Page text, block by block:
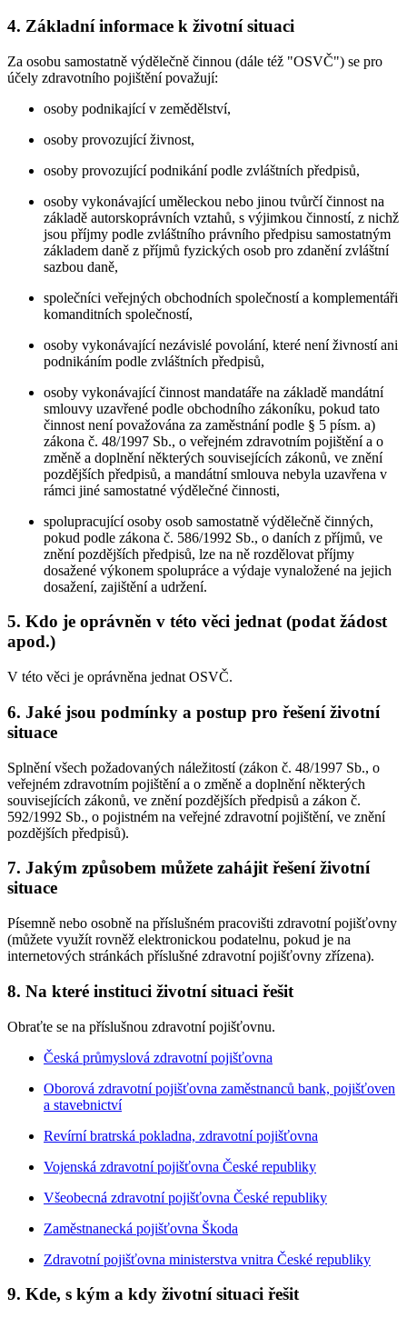
4. Základní informace k životní situaci
Za osobu samostatně výdělečně činnou (dále též "OSVČ") se pro
účely zdravotního pojištění považují:
osoby podnikající v zemědělství,
osoby provozující živnost,
osoby provozující podnikání podle zvláštních předpisů,
osoby vykonávající uměleckou nebo jinou tvůrčí činnost na
základě autorskoprávních vztahů, s výjimkou činností, z nichž
jsou příjmy podle zvláštního právního předpisu samostatným
základem daně z příjmů fyzických osob pro zdanění zvláštní
sazbou daně,
společníci veřejných obchodních společností a komplementáři
komanditních společností,
osoby vykonávající nezávislé povolání, které není živností ani
podnikáním podle zvláštních předpisů,
osoby vykonávající činnost mandatáře na základě mandátní
smlouvy uzavřené podle obchodního zákoníku, pokud tato
činnost není považována za zaměstnání podle § 5 písm. a)
zákona č. 48/1997 Sb., o veřejném zdravotním pojištění a o
změně a doplnění některých souvisejících zákonů, ve znění
pozdějších předpisů, a mandátní smlouva nebyla uzavřena v
rámci jiné samostatné výdělečné činnosti,
spolupracující osoby osob samostatně výdělečně činných,
pokud podle zákona č. 586/1992 Sb., o daních z příjmů, ve
znění pozdějších předpisů, lze na ně rozdělovat příjmy
dosažené výkonem spolupráce a výdaje vynaložené na jejich
dosažení, zajištění a udržení.
5. Kdo je oprávněn v této věci jednat (podat žádost
apod.)
V této věci je oprávněna jednat OSVČ.
6. Jaké jsou podmínky a postup pro řešení životní
situace
Splnění všech požadovaných náležitostí (zákon č. 48/1997 Sb., o
veřejném zdravotním pojištění a o změně a doplnění některých
souvisejících zákonů, ve znění pozdějších předpisů a zákon č.
592/1992 Sb., o pojistném na veřejné zdravotní pojištění, ve znění
pozdějších předpisů).
7. Jakým způsobem můžete zahájit řešení životní
situace
Písemně nebo osobně na příslušném pracovišti zdravotní pojišťovny
(můžete využít rovněž elektronickou podatelnu, pokud je na
internetových stránkách příslušné zdravotní pojišťovny zřízena).
8. Na které instituci životní situaci řešit
Obraťte se na příslušnou zdravotní pojišťovnu.
Česká průmyslová zdravotní pojišťovna
Oborová zdravotní pojišťovna zaměstnanců bank, pojišťoven
a stavebnictví
Revírní bratrská pokladna, zdravotní pojišťovna
Vojenská zdravotní pojišťovna České republiky
Všeobecná zdravotní pojišťovna České republiky
Zaměstnanecká pojišťovna Škoda
Zdravotní pojišťovna ministerstva vnitra České republiky
9. Kde, s kým a kdy životní situaci řešit